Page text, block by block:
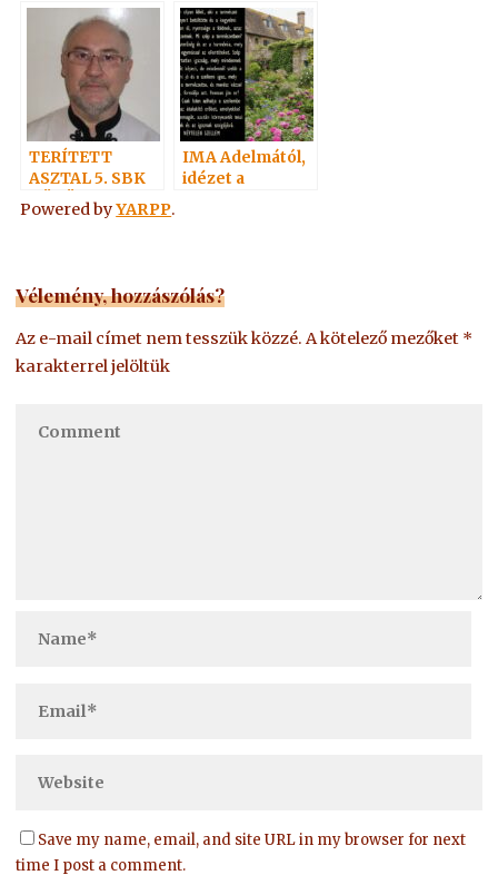
Szellemtől 16.
TERÍTETT
ASZTAL 5. SBK
KÖRÖK
IMA Adelmától,
idézet a
Powered byYARPP.
Vélemény, hozzászólás?
Az e-mail címet nem tesszük közzé. A kötelező mezőket *
karakterrel jelöltük
Save my name, email, and site URL in my browser for next
time I post a comment.